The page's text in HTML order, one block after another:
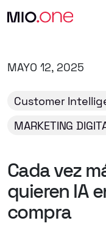
MAYO 12, 2025
Customer
MARKETING
Cadavez
quieren IA
compra